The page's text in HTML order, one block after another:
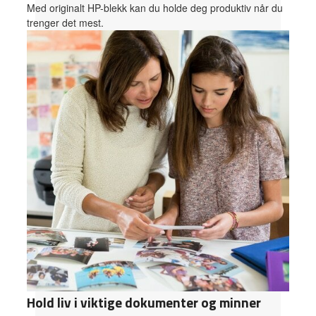
Med originalt HP-blekk kan du holde deg produktiv når du
trenger det mest.
Hold liv i viktige dokumenter og minner